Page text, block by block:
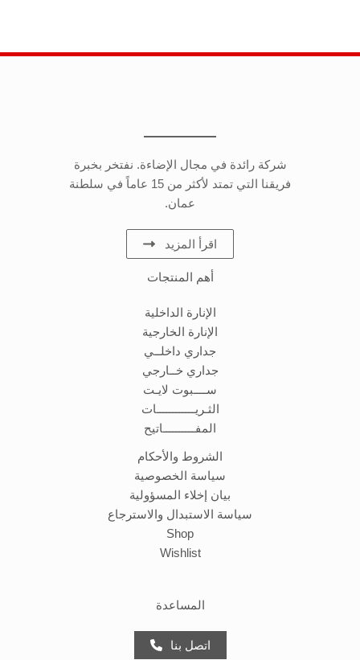
شركة رائدة في مجال الإضاءة. نفتخر بخبرة
فريقنا التي تمتد لأكثر من 15 عاماً في سلطنة
عمان.
اقرأ المزيد
أهم المنتجات
الإنارة الداخلية
الإنارة الخارجية
جداري داخلــي
جداري خــارجي
ســــبوت لايـت
الثـريــــــــــــات
المفــــــــــاتيح
الشروط والأحكام
سياسة الخصوصية
بيان إخلاء المسؤولية
سياسة الاستبدال والاسترجاع
Shop
Wishlist
المساعدة
اتصل بنا